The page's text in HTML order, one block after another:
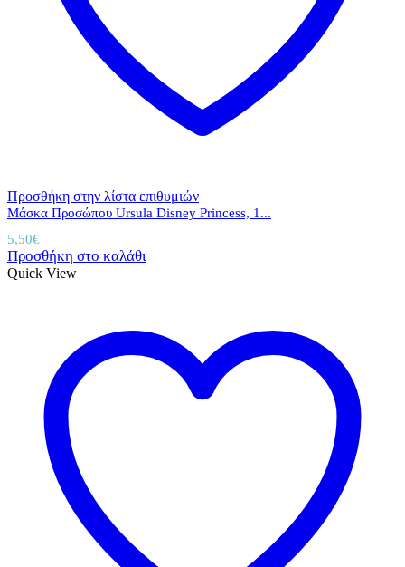
Προσθήκη στην λίστα επιθυμιών
Μάσκα Προσώπου Ursula Disney Princess, 1...
5,50€
Προσθήκη στο καλάθι
Quick View